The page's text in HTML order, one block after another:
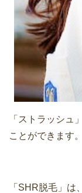
「ストラッシュ
ことができます。
「SHR脱毛」